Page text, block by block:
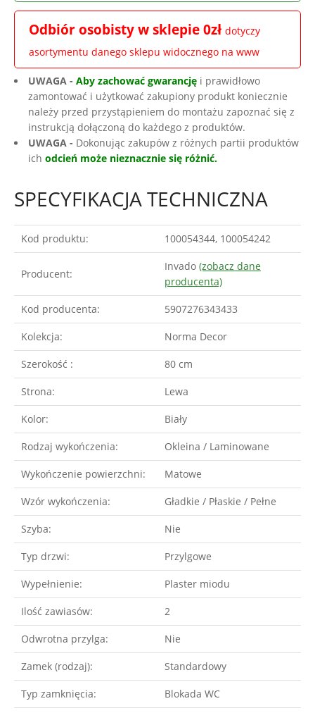
Odbiór osobisty w sklepie 0zł dotyczy
asortymentu danego sklepu widocznego na www
UWAGA - Aby zachować gwarancję i prawidłowo
zamontować i użytkować zakupiony produkt koniecznie
należy przed przystąpieniem do montażu zapoznać się z
instrukcją dołączoną do każdego z produktów.
UWAGA - Dokonując zakupów z różnych partii produktów
ich odcień może nieznacznie się różnić.
SPECYFIKACJA TECHNICZNA
Kod produktu: 100054344, 100054242
Producent:
Invado (zobacz dane
producenta)
Kod producenta: 5907276343433
Kolekcja: Norma Decor
Szerokość : 80 cm
Strona: Lewa
Kolor: Biały
Rodzaj wykończenia: Okleina / Laminowane
Wykończenie powierzchni: Matowe
Wzór wykończenia: Gładkie / Płaskie / Pełne
Szyba: Nie
Typ drzwi: Przylgowe
Wypełnienie: Plaster miodu
Ilość zawiasów: 2
Odwrotna przylga: Nie
Zamek (rodzaj): Standardowy
Typ zamknięcia: Blokada WC